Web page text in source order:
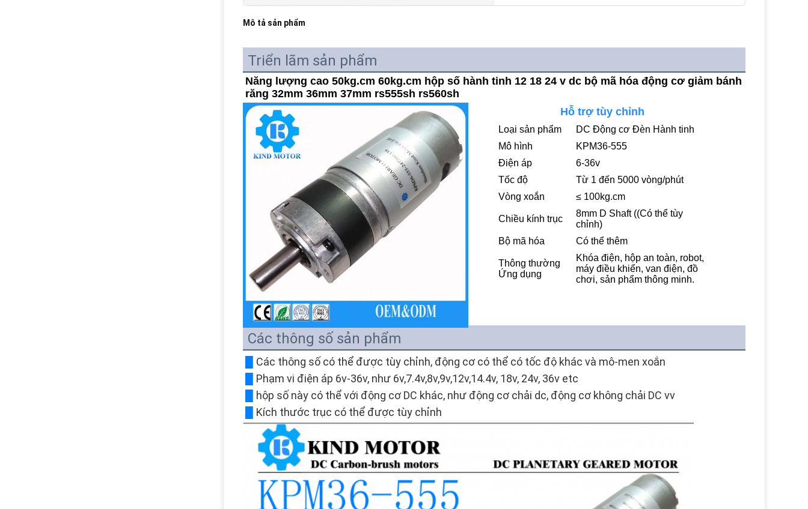
Mô tả sản phẩm
Triển lãm sản phẩm
Năng lượng cao 50kg.cm 60kg.cm hộp số hành tinh 12 18 24 v dc bộ mã hóa động cơ giảm bánh
răng 32mm 36mm 37mm rs555sh rs560sh
Hỗ trợ tùy chỉnh
Loại sản phẩm
DC Động cơ Đèn Hành tinh
Mô hình
KPM36-555
Điện áp
6-36v
Tốc độ
Từ 1 đến 5000 vòng/phút
Vòng xoắn
≤ 100kg.cm
Chiều kính trục
8mm D Shaft ((Có thể tùy
chỉnh)
Bộ mã hóa
Có thể thêm
Thông thường
Ứng dụng
Khóa điện, hộp an toàn, robot,
máy điều khiển, van điện, đồ
chơi, sản phẩm thông minh.
Các thông số sản phẩm
█ Các thông số có thể được tùy chỉnh, động cơ có thể có tốc độ khác và mô-men xoắn
█ Phạm vi điện áp 6v-36v, như 6v,7.4v,8v,9v,12v,14.4v, 18v, 24v, 36v etc
█ hộp số này có thể với động cơ DC khác, như động cơ chải dc, động cơ không chải DC vv
█ Kích thước trục có thể được tùy chỉnh